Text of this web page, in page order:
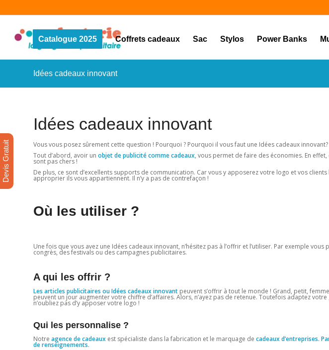
Catalogue 2025 Coffrets cadeaux Sac Stylos Power Banks
Idées cadeaux innovant
Idées cadeaux innovant
Vous vous posez sûrement cette question ! Pourquoi ? Pourquoi il vous faut une Idées cadeaux innovant?
Tout d’abord, avoir un objet de publicité comme cadeaux, vous permet de faire des économies. En effet,
sont pas chers !
De plus, ce sont d’excellents supports de communication. Car vous y apposerez votre logo et vos
approprier ils vous appartiennent. Il n’y a pas de contrefaçon !
Où les utiliser ?
Une fois que vous avez une Idées cadeaux innovant, n’hésitez pas à l’offrir et l’utiliser. Par exemple
congrès, des festivals ou des campagnes publicitaires.
A qui les offrir ?
Les articles publicitaires ou Idées cadeaux innovant peuvent s’offrir à tout le monde ! Grand, petit,
peuvent un jour augmenter votre chiffre d’affaires. Alors, n’ayez pas de retenue. Toutefois adaptez
n’oubliez pas d’y apposer votre logo !
Qui les personnalise ?
Notre agence de cadeaux est spécialiste dans la fabrication et le marquage de cadeaux d’entreprises.
de renseignements.
Devis Gratuit